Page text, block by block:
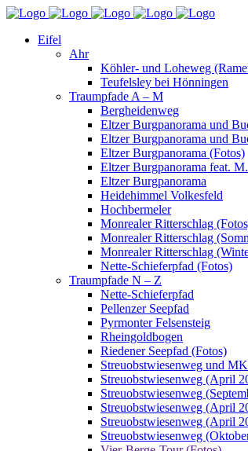
Eifel
Ahr
Köhler- und Loheweg
Teufelsley bei Hönningen
Traumpfade A – M
Bergheidenweg
Eltzer Burgpanorama und
Eltzer Burgpanorama und
Eltzer Burgpanorama (Fotos)
Eltzer Burgpanorama feat.
Eltzer Burgpanorama
Heidehimmel Volkesfeld
Hochbermeler
Monrealer Ritterschlag
Monrealer Ritterschlag
Monrealer Ritterschlag
Nette-Schieferpfad (Fotos)
Traumpfade N – Z
Nette-Schieferpfad
Pellenzer Seepfad
Pyrmonter Felsensteig
Rheingoldbogen
Riedener Seepfad (Fotos)
Streuobstwiesenweg und
Streuobstwiesenweg (April
Streuobstwiesenweg
Streuobstwiesenweg (April
Streuobstwiesenweg (April
Streuobstwiesenweg